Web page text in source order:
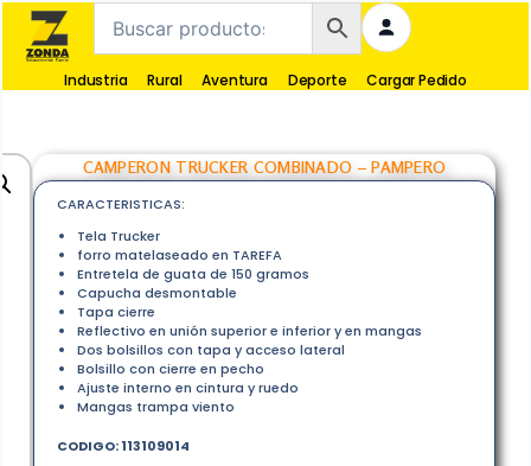
Industria Rural Aventura Deporte Cargar Pedido
CAMPERON TRUCKER COMBINADO – PAMPERO
CARACTERISTICAS:
Tela Trucker
forro matelaseado en TAREFA
Entretela de guata de 150 gramos
Capucha desmontable
Tapa cierre
Reflectivo en unión superior e inferior y en mangas
Dos bolsillos con tapa y acceso lateral
Bolsillo con cierre en pecho
Ajuste interno en cintura y ruedo
Mangas trampa viento
CODIGO: 113109014